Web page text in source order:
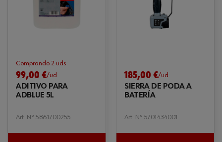
Comprando 2 uds
99,00 €/ud
ADITIVO PARA
ADBLUE 5L
Art. Nº 5861700255
185,00 €/ud
SIERRA DE PODA A
BATERÍA
Art. Nº 5701434001